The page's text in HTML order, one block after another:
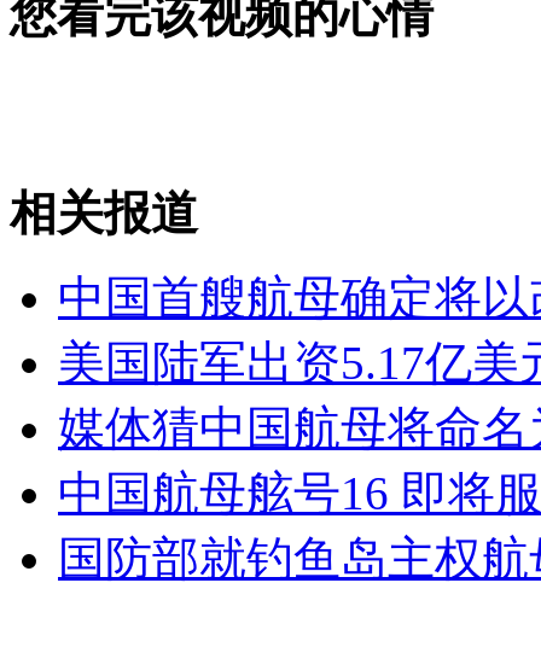
实拍：双胞胎抢玩具 咬你没商量
山西运城恶犬咬伤多人 警民合力深夜将其击毙
女孩北京地铁殴打老人 痛下狠手拳打脚踢
无痛分娩是否安全 医生回应
外交部：反对强权政治霸凌主义
您看完该视频的心情
相关报道
中国首艘航母确定将
美国陆军出资5.17亿美
媒体猜中国航母将命名
中国航母舷号16 即将
国防部就钓鱼岛主权